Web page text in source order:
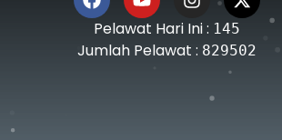
Pelawat Hari Ini : 145
Jumlah Pelawat : 829502